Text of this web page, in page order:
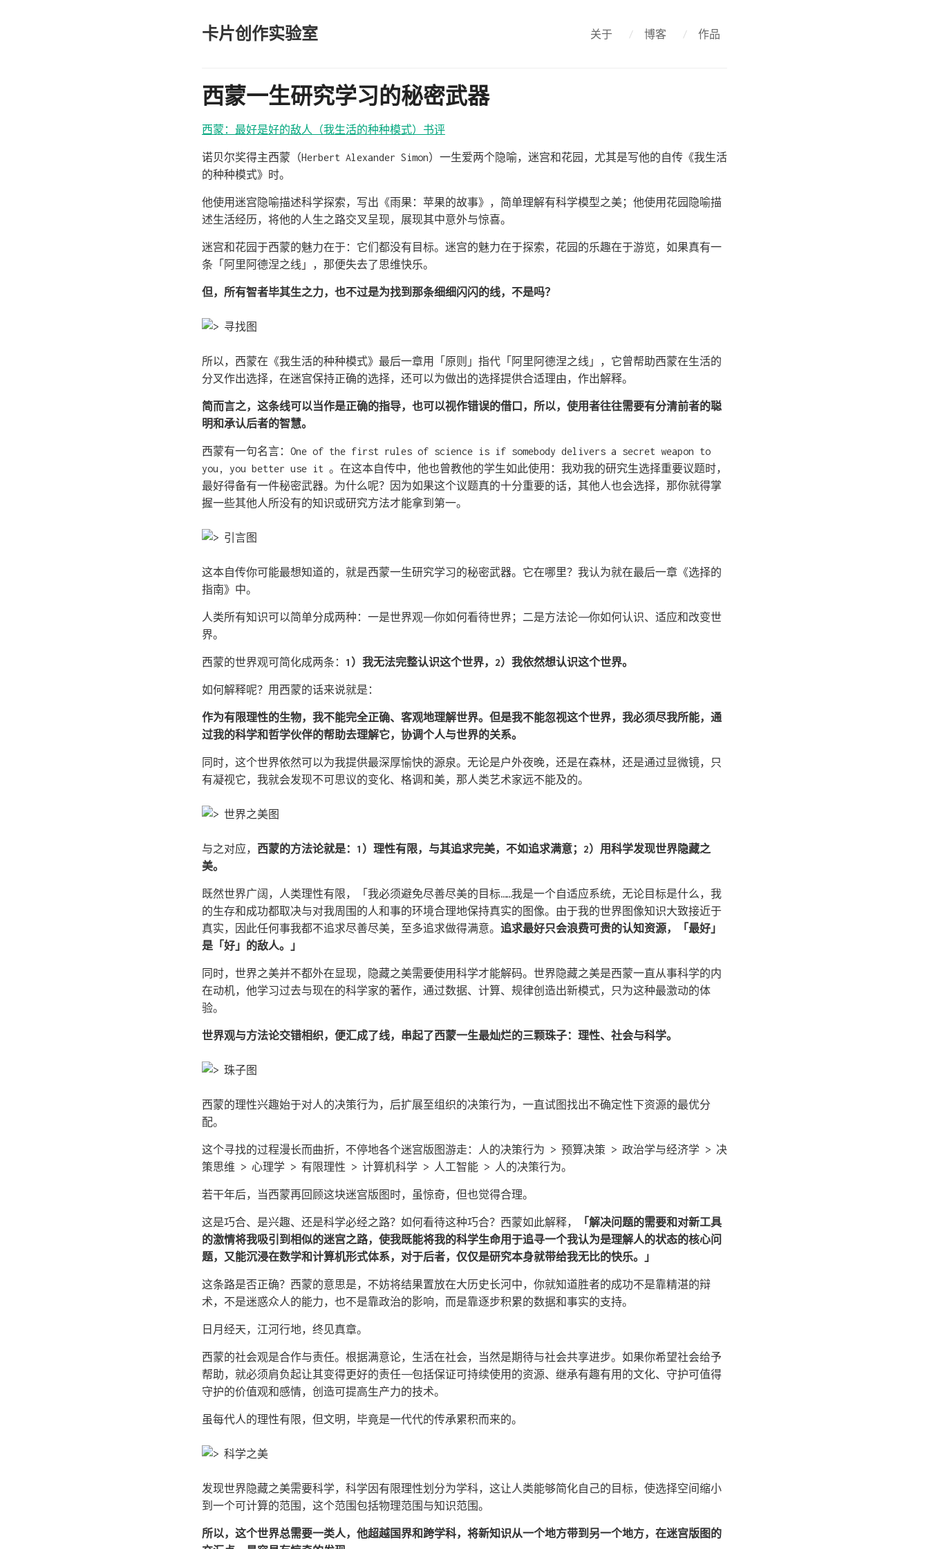
卡片创作实验室 关于 / 博客 / 作品
西蒙一生研究学习的秘密武器
西蒙：最好是好的敌人（我生活的种种模式）书评
诺贝尔奖得主西蒙（Herbert Alexander Simon）一生爱两个隐喻，迷宫和花园，尤其是写他的自传《我生活
的种种模式》时。
他使用迷宫隐喻描述科学探索，写出《雨果：苹果的故事》，简单理解有科学模型之美；他使用花园隐喻描
述生活经历，将他的人生之路交叉呈现，展现其中意外与惊喜。
迷宫和花园于西蒙的魅力在于：它们都没有目标。迷宫的魅力在于探索，花园的乐趣在于游览，如果真有一
条「阿里阿德涅之线」，那便失去了思维快乐。
但，所有智者毕其生之力，也不过是为找到那条细细闪闪的线，不是吗？
所以，西蒙在《我生活的种种模式》最后一章用「原则」指代「阿里阿德涅之线」，它曾帮助西蒙在生活的
分叉作出选择，在迷宫保持正确的选择，还可以为做出的选择提供合适理由，作出解释。
简而言之，这条线可以当作是正确的指导，也可以视作错误的借口，所以，使用者往往需要有分清前者的聪
明和承认后者的智慧。
西蒙有一句名言：One of the first rules of science is if somebody delivers a secret weapon to
you, you better use it 。在这本自传中，他也曾教他的学生如此使用：我劝我的研究生选择重要议题时，
最好得备有一件秘密武器。为什么呢？因为如果这个议题真的十分重要的话，其他人也会选择，那你就得掌
握一些其他人所没有的知识或研究方法才能拿到第一。
这本自传你可能最想知道的，就是西蒙一生研究学习的秘密武器。它在哪里？我认为就在最后一章《选择的
指南》中。
人类所有知识可以简单分成两种：一是世界观——你如何看待世界；二是方法论——你如何认识、适应和改变世
界。
西蒙的世界观可简化成两条： 1）我无法完整认识这个世界，2）我依然想认识这个世界。
如何解释呢？用西蒙的话来说就是：
作为有限理性的生物，我不能完全正确、客观地理解世界。但是我不能忽视这个世界，我必须尽我所能，通
过我的科学和哲学伙伴的帮助去理解它，协调个人与世界的关系。
同时，这个世界依然可以为我提供最深厚愉快的源泉。无论是户外夜晚，还是在森林，还是通过显微镜，只
有凝视它，我就会发现不可思议的变化、格调和美，那人类艺术家远不能及的。
与之对应， 西蒙的方法论就是：1）理性有限，与其追求完美，不如追求满意；2）用科学发现世界隐藏之
美。
既然世界广阔，人类理性有限，「我必须避免尽善尽美的目标……我是一个自适应系统，无论目标是什么，我
的生存和成功都取决与对我周围的人和事的环境合理地保持真实的图像。由于我的世界图像知识大致接近于
真实，因此任何事我都不追求尽善尽美，至多追求做得满意。 追求最好只会浪费可贵的认知资源，「最好」
是「好」的敌人。」
同时，世界之美并不都外在显现，隐藏之美需要使用科学才能解码。世界隐藏之美是西蒙一直从事科学的内
在动机，他学习过去与现在的科学家的著作，通过数据、计算、规律创造出新模式，只为这种最激动的体
验。
世界观与方法论交错相织，便汇成了线，串起了西蒙一生最灿烂的三颗珠子：理性、社会与科学。
西蒙的理性兴趣始于对人的决策行为，后扩展至组织的决策行为，一直试图找出不确定性下资源的最优分
配。
这个寻找的过程漫长而曲折，不停地各个迷宫版图游走：人的决策行为 > 预算决策 > 政治学与经济学 > 决
策思维 > 心理学 > 有限理性 > 计算机科学 > 人工智能 > 人的决策行为。
若干年后，当西蒙再回顾这块迷宫版图时，虽惊奇，但也觉得合理。
这是巧合、是兴趣、还是科学必经之路？如何看待这种巧合？西蒙如此解释，
「解决问题的需要和对新工具
的激情将我吸引到相似的迷宫之路，使我既能将我的科学生命用于追寻一个我认为是理解人的状态的核心问
题，又能沉浸在数学和计算机形式体系，对于后者，仅仅是研究本身就带给我无比的快乐。」
这条路是否正确？西蒙的意思是，不妨将结果置放在大历史长河中，你就知道胜者的成功不是靠精湛的辩
术，不是迷惑众人的能力，也不是靠政治的影响，而是靠逐步积累的数据和事实的支持。
日月经天，江河行地，终见真章。
西蒙的社会观是合作与责任。根据满意论，生活在社会，当然是期待与社会共享进步。如果你希望社会给予
帮助，就必须肩负起让其变得更好的责任——包括保证可持续使用的资源、继承有趣有用的文化、守护可值得
守护的价值观和感情，创造可提高生产力的技术。
虽每代人的理性有限，但文明，毕竟是一代代的传承累积而来的。
发现世界隐藏之美需要科学，科学因有限理性划分为学科，这让人类能够简化自己的目标，使选择空间缩小
到一个可计算的范围，这个范围包括物理范围与知识范围。
所以，这个世界总需要一类人，他超越国界和跨学科，将新知识从一个地方带到另一个地方，在迷宫版图的